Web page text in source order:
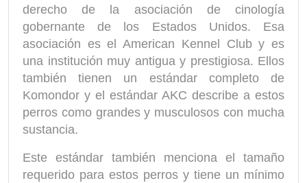
derecho de la asociación de cinología
gobernante de los Estados Unidos. Esa
asociación es el American Kennel Club y es
una institución muy antigua y prestigiosa. Ellos
también tienen un estándar completo de
Komondor y el estándar AKC describe a estos
perros como grandes y musculosos con mucha
sustancia.
Este estándar también menciona el tamaño
requerido para estos perros y tiene un mínimo